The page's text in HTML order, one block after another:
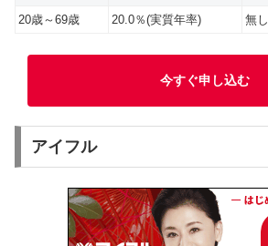
20歳～69歳 20.0％(実質年率) 無し
今すぐ申し込む
アイフル